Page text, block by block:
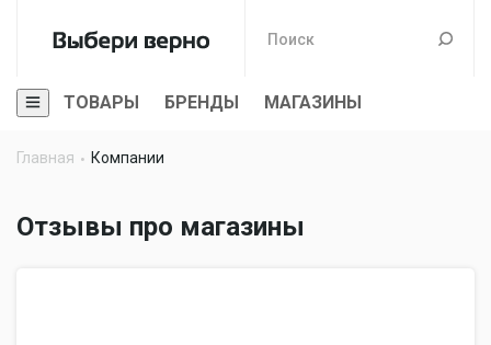
ТОВАРЫ БРЕНДЫ МАГАЗИНЫ
Главная Компании
Отзывы про магазины